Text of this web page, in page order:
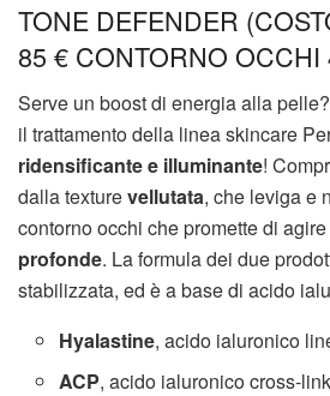
TONE DEFENDER
85 € CONTORNO OCCHI
Serve un boost di energia alla
il trattamento della linea skincare
ridensificante e illuminante!
dalla texturevellutata, che leviga e
contorno occhi che promette di
profonde. La formula dei due
stabilizzata, ed è a base di acido
Hyalastine, acido ialuronico
ACP, acido ialuronico cross-